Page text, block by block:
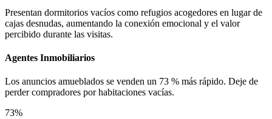
Presentan dormitorios vacíos como refugios acogedores en lugar de
cajas desnudas, aumentando la conexión emocional y el valor
percibido durante las visitas.
Agentes Inmobiliarios
Los anuncios amueblados se venden un 73 % más rápido. Deje de
perder compradores por habitaciones vacías.
73%